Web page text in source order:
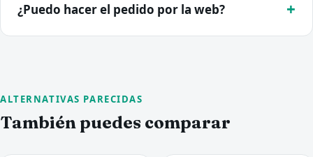
¿Puedo hacer el pedido por la web?
ALTERNATIVAS PARECIDAS
También puedes comparar